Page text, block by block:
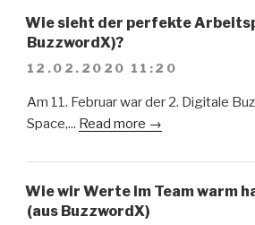
Wie sieht der perfekte
BuzzwordX)?
12.02.2020 11:20
Am 11. Februar war der 2. Digitale
Space,... Read more →
Wie wir Werte im Team warm
(aus BuzzwordX)